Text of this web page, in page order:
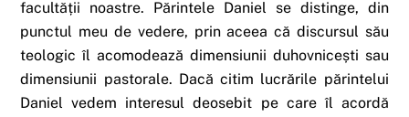
facultății noastre. Părintele Daniel se distinge, din
punctul meu de vedere, prin aceea că discursul său
teologic îl acomodează dimensiunii duhovnicești sau
dimensiunii pastorale. Dacă citim lucrările părintelui
Daniel vedem interesul deosebit pe care îl acordă